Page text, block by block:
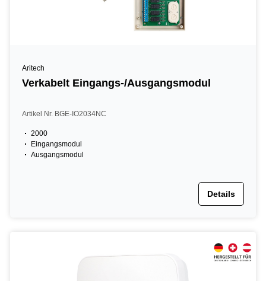
Aritech
Verkabelt Eingangs-/Ausgangsmodul
Artikel Nr. BGE-IO2034NC
2000
Eingangsmodul
Ausgangsmodul
Details